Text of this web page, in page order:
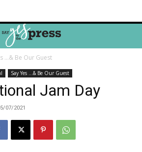
...& Be Our Guest
Say Yes ...& Be Our Guest
Jam Day
07/2021